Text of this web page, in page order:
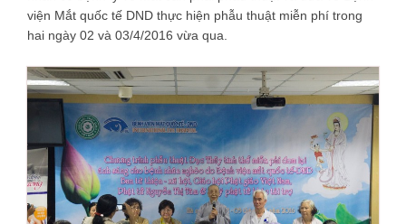
viện Mắt quốc tế DND thực hiện phẫu thuật miễn phí trong
hai ngày 02 và 03/4/2016 vừa qua.